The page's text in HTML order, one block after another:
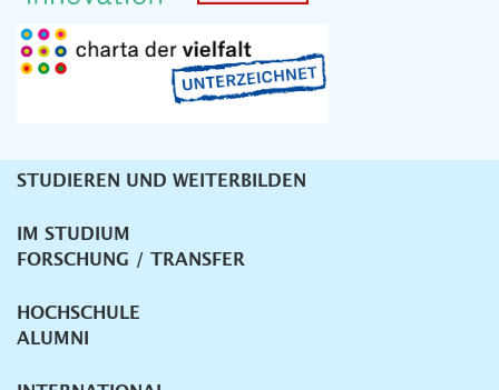
Unternavigation
STUDIEREN UND WEITERBILDEN
IM STUDIUM
FORSCHUNG / TRANSFER
HOCHSCHULE
ALUMNI